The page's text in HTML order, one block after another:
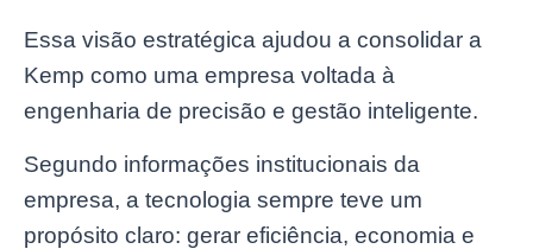
Essa visão estratégica ajudou a consolidar a
Kemp como uma empresa voltada à
engenharia de precisão e gestão inteligente.
Segundo informações institucionais da
empresa, a tecnologia sempre teve um
propósito claro: gerar eficiência, economia e